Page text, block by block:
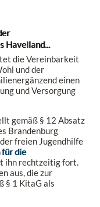
Havelland...
die Vereinbarkeit
und der
einen
und Versorgung
gemäß § 12 Absatz
Brandenburg
freien Jugendhilfe
für die
ihn rechtzeitig fort.
aus, die zur
§ 1 KitaG als